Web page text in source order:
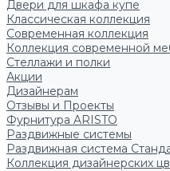
Двери для шкафа купе
Классическая коллекция
Современная коллекция
Коллекция современной
Стеллажи и полки
Акции
Дизайнерам
Отзывы и Проекты
Фурнитура ARISTO
Раздвижные системы
Раздвижная система
Коллекция дизайнерских